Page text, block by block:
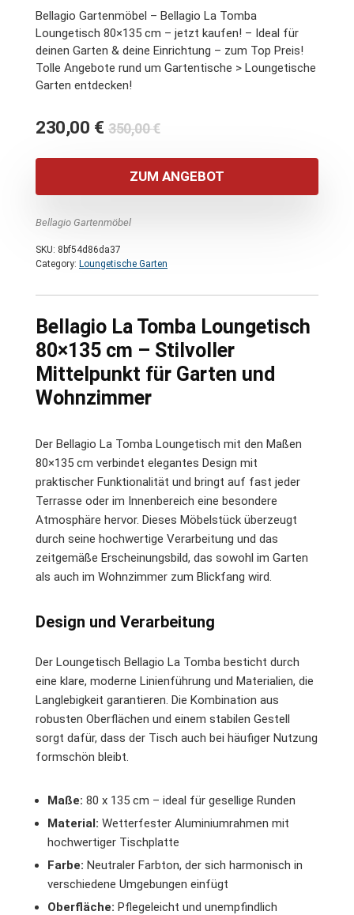
Bellagio Gartenmöbel – Bellagio La Tomba
Loungetisch 80×135 cm – jetzt kaufen! – Ideal für
deinen Garten & deine Einrichtung – zum Top Preis!
Tolle Angebote rund um Gartentische > Loungetische
Garten entdecken!
350,00€Ursprünglicher
war:
350,00 €
230,00 €
Aktueller
ist:
230,00 €.
ZUM ANGEBOT
Bellagio Gartenmöbel
SKU: 8bf54d86da37
Category: Loungetische Garten
Bellagio La Tomba Loungetisch
80×135 cm – Stilvoller
Mittelpunkt für Garten und
Wohnzimmer
Der Bellagio La Tomba Loungetisch mit den Maßen
80×135 cm verbindet elegantes Design mit
praktischer Funktionalität und bringt auf fast jeder
Terrasse oder im Innenbereich eine besondere
Atmosphäre hervor. Dieses Möbelstück überzeugt
durch seine hochwertige Verarbeitung und das
zeitgemäße Erscheinungsbild, das sowohl im Garten
als auch im Wohnzimmer zum Blickfang wird.
Design und Verarbeitung
Der Loungetisch Bellagio La Tomba besticht durch
eine klare, moderne Linienführung und Materialien, die
Langlebigkeit garantieren. Die Kombination aus
robusten Oberflächen und einem stabilen Gestell
sorgt dafür, dass der Tisch auch bei häufiger Nutzung
formschön bleibt.
Maße: 80 x 135 cm – ideal für gesellige Runden
Material: Wetterfester Aluminiumrahmen mit
hochwertiger Tischplatte
Farbe: Neutraler Farbton, der sich harmonisch in
verschiedene Umgebungen einfügt
Oberfläche: Pflegeleicht und unempfindlich